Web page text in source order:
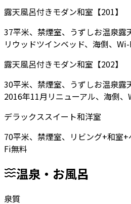
露天風呂付きモダン和室【201】
37平米、禁煙室、うずしお温泉露
リウッドツインベッド、海側、
露天風呂付きモダン和室【202】
30平米、禁煙室、うずしお温泉露
2016年11月リニューアル、海側
デラックススイート和洋室
70平米、禁煙室、リビング+和室
Fi無料
温泉・お風呂
泉質